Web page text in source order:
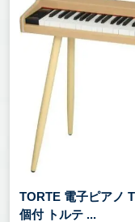
TORTE 電子ピアノ
個付 トルテ ...